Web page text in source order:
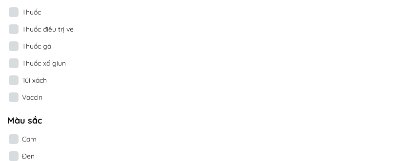
Thuốc
Thuốc điều trị ve
Thuốc gà
Thuốc xổ giun
Túi xách
Vaccin
Màu sắc
Cam
Đen